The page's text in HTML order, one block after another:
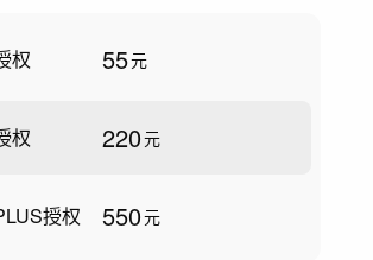
权 55元
权 220元
授权 550元